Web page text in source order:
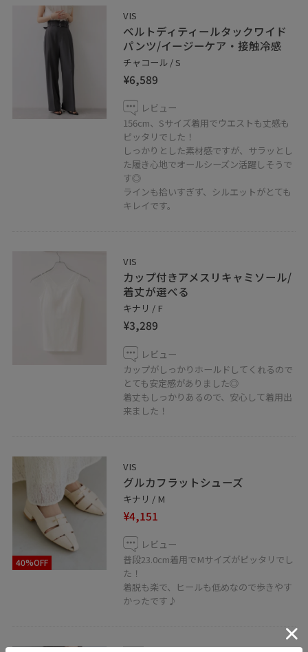
VIS
ベルトディティールタックワイド
パンツ/イージーケア・接触冷感
チャコール / S
¥6,589
レビュー
156cm、Sサイズ着用でウエストも丈感も
ピッタリでした！
しっかりとした素材感ですが、サラッとし
た履き心地でオールシーズン活躍しそうで
す◎
ラインも拾いすぎず、シルエットがとても
キレイです。
VIS
カップ付きアメスリキャミソール/
着丈が選べる
キナリ / F
¥3,289
レビュー
カップがしっかりホールドしてくれるので
とても安定感がありました◎
着丈もしっかりあるので、安心して着用出
来ました！
40%OFF
VIS
グルカフラットシューズ
キナリ / M
¥4,151
レビュー
普段23.0cm着用でMサイズがピッタリでし
た！
着脱も楽で、ヒールも低めなので歩きやす
かったです♪